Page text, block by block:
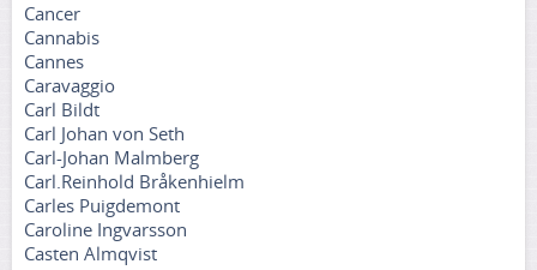
Cancer
Cannabis
Cannes
Caravaggio
Carl Bildt
Carl Johan von Seth
Carl-Johan Malmberg
Carl.Reinhold Bråkenhielm
Carles Puigdemont
Caroline Ingvarsson
Casten Almqvist